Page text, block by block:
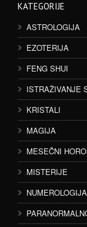
KATEGORIJE
ASTROLOGIJA
EZOTERIJA
FENG SHUI
ISTRAŽIVANJE
KRISTALI
MAGIJA
MESEČNI
MISTERIJE
NUMEROLOGIJA